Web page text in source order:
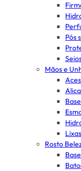
Pós
Mãos e
Rosto